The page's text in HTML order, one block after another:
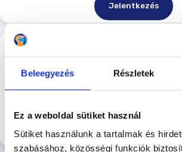
Beleegyezés Részletek
Ez a weboldal sütiket használ
Sütiket használunk a tartalmak és
szabásához, közösségi funkciók
Jelentkezés
ÖKT – Rákoscsaba -
Szombat reggel - Majoros
Szombat reggeli egyéni ÖKT -
Rákoscsabai
Jelentkezés